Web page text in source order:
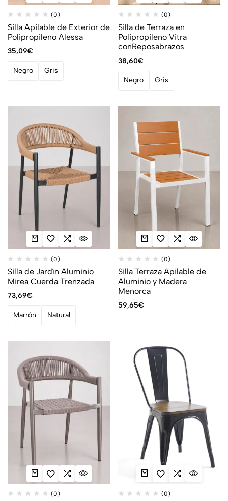
(0)
Silla Apilable de Exterior de
Polipropileno Alessa
35,09€
Negro Gris
(0)
Silla de Terraza en
Polipropileno Vitra
conReposabrazos
38,60€
Negro Gris
(0)
Silla de Jardín Aluminio
Mirea Cuerda Trenzada
73,69€
Marrón Natural
(0)
Silla Terraza Apilable de
Aluminio y Madera
Menorca
59,65€
(0) (0)